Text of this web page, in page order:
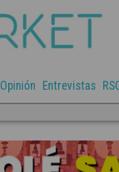
Opinión Entrevistas